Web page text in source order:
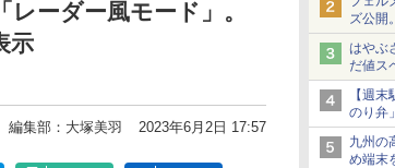
ズ公開
か、注
はやぶ
だ値ス
ねっと
【週
のり弁」
九州の
め端末
ーダー風モード」。
示
編集部：大塚美羽 2023年6月2日 17:57